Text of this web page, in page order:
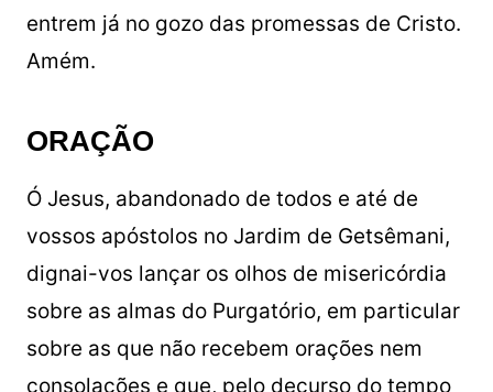
entrem já no gozo das promessas de Cristo.
Amém.
ORAÇÃO
Ó Jesus, abandonado de todos e até de
vossos apóstolos no Jardim de Getsêmani,
dignai-vos lançar os olhos de misericórdia
sobre as almas do Purgatório, em particular
sobre as que não recebem orações nem
consolações e que, pelo decurso do tempo